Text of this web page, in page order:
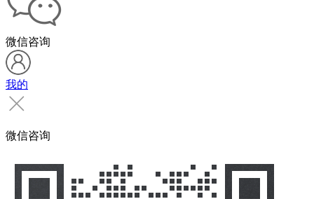
微信咨询
我的
微信咨询